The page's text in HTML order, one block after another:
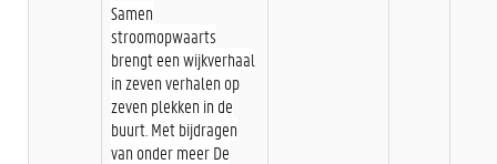
Samen
stroomopwaarts
brengt een wijkverhaal
in zeven verhalen op
zeven plekken in de
buurt. Met bijdragen
van onder meer De